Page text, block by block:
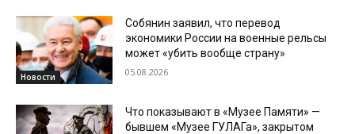
Новости
Собянин заявил, что перевод
экономики России на военные рельсы
может «убить вообще страну»
05.08.2026
Что показывают в «Музее Памяти» —
бывшем «Музее ГУЛАГа», закрытом